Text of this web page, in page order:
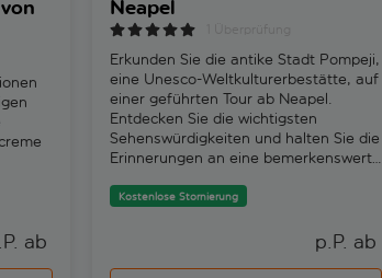
ab
Neapel
Erkunden Sie die antike Stadt Pompeji,
eine Unesco-Weltkulturerbestätte, auf
einer geführten Tour ab Neapel.
Entdecken Sie die wichtigsten
Sehenswürdigkeiten und halten Sie die
Erinnerungen an eine bemerkenswerte
Kostenlose Stornierung
p.P. ab